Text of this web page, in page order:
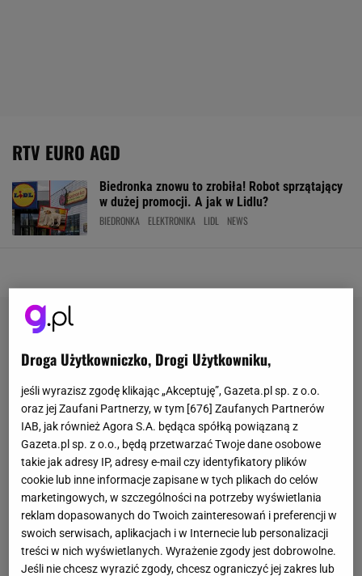
RTV EURO AGD
Biedronka znowu to zrobiła! Robot sprzątający
w dużej promocji. A jak w Lidlu?
BIEDRONKA ELEKTRONIKA LIDL NEWS
Droga Użytkowniczko, Drogi Użytkowniku,
jeśli wyrazisz zgodę klikając „Akceptuję”, Gazeta.pl sp. z o.o.
oraz jej Zaufani Partnerzy, w tym [676] Zaufanych Partnerów
IAB, jak również Agora S.A. będąca spółką powiązaną z
Gazeta.pl sp. z o.o., będą przetwarzać Twoje dane osobowe
takie jak adresy IP, adresy e-mail czy identyfikatory plików
cookie lub inne informacje zapisane w tych plikach do celów
marketingowych, w szczególności na potrzeby wyświetlania
reklam dopasowanych do Twoich zainteresowań i preferencji w
swoich serwisach, aplikacjach i w Internecie lub personalizacji
treści w nich wyświetlanych. Wyrażenie zgody jest dobrowolne.
Jeśli nie chcesz wyrazić zgody, chcesz ograniczyć jej zakres lub